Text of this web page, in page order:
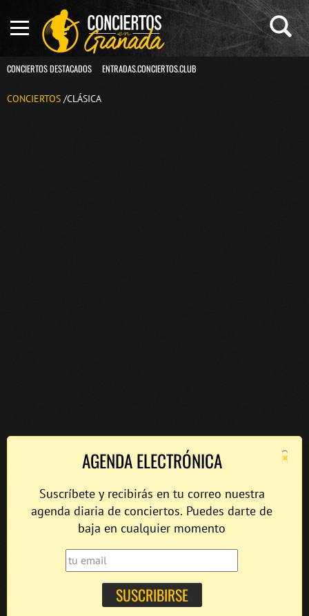
CONCIERTOS DESTACADOS ENTRADAS.CONCIERTOS.CLUB
CONCIERTOS /CLÁSICA
×
AGENDA ELECTRÓNICA
Suscríbete y recibirás en tu correo nuestra
agenda diaria de conciertos. Puedes darte de
baja en cualquier momento